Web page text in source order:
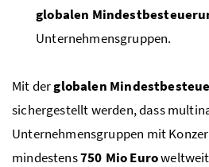
globalen
Unternehmensgruppen.
Mit derglobalen
sichergestellt werden, dass
Unternehmensgruppen mit
mindestens750 MioEuro